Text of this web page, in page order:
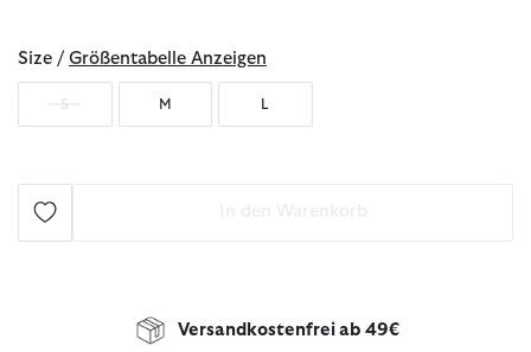
Size / Größentabelle Anzeigen
S M L
Versandkostenfrei ab 49€